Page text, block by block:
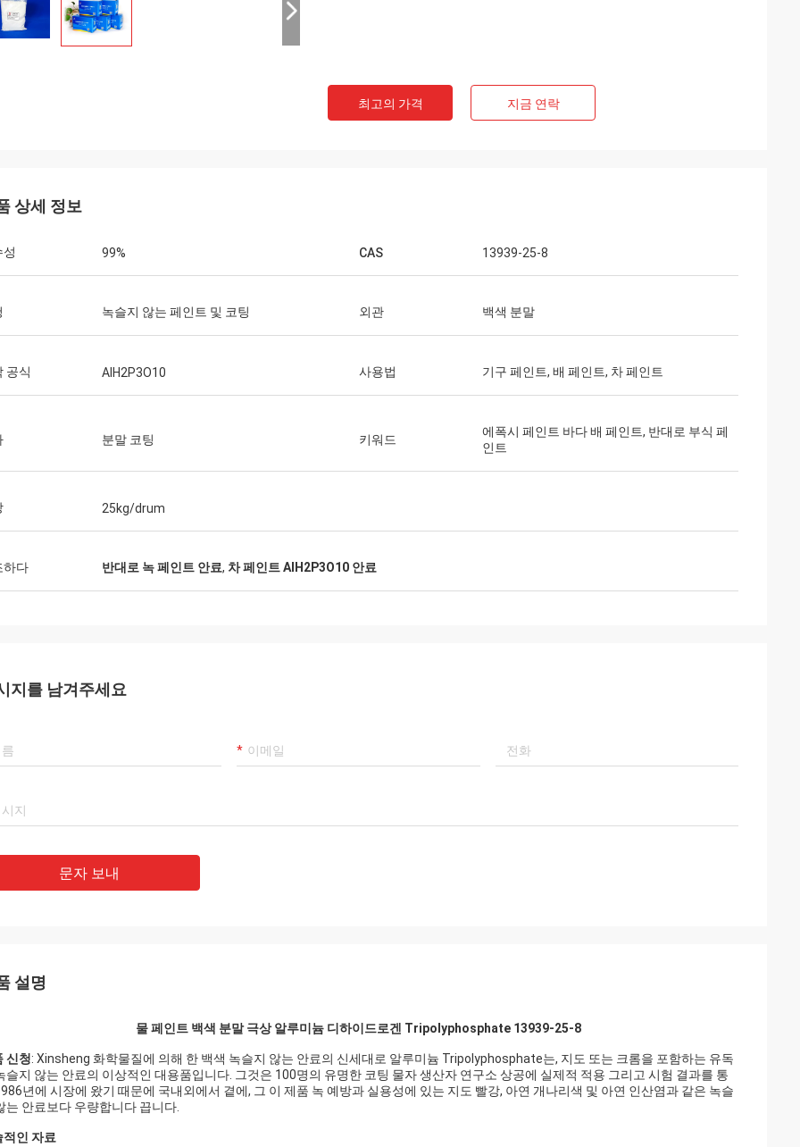
최고의 가격 지금 연락
상세 정보
성 99% CAS 13939-25-8
녹슬지 않는 페인트 및 코팅 외관 백색 분말
공식 AlH2P3O10 사용법 기구 페인트, 배 페인트, 차 페인트
분말 코팅 키워드
에폭시 페인트 바다 배 페인트, 반대로 부식 페
인트
25kg/drum
하다 반대로 녹 페인트 안료, 차 페인트 AlH2P3O10 안료
지를 남겨주세요
문자 보내
설명
물 페인트 백색 분말 극상 알루미늄 디하이드로겐 Tripolyphosphate 13939-25-8
신청: Xinsheng 화학물질에 의해 한 백색 녹슬지 않는 안료의 신세대로 알루미늄 Tripolyphosphate는, 지도 또는 크롬을 포함하는 유독
슬지 않는 안료의 이상적인 대용품입니다. 그것은 100명의 유명한 코팅 물자 생산자 연구소 상공에 실제적 적용 그리고 시험 결과를 통
년에 시장에 왔기 때문에 국내외에서 곁에, 그 이 제품 녹 예방과 실용성에 있는 지도 빨강, 아연 개나리색 및 아연 인산염과 같은 녹슬
는 안료보다 우량합니다 끕니다.
적인 자료